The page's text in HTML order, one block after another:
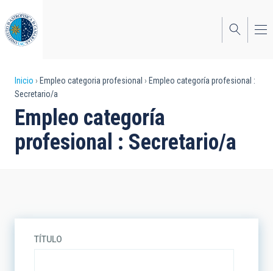
al
contenido
principal
Sobrescribir
enlaces
de
ayuda
Inicio Empleo categoria profesional
Empleo categoría profesional :
Secretario/a
Empleo categoría
profesional : Secretario/a
TÍTULO